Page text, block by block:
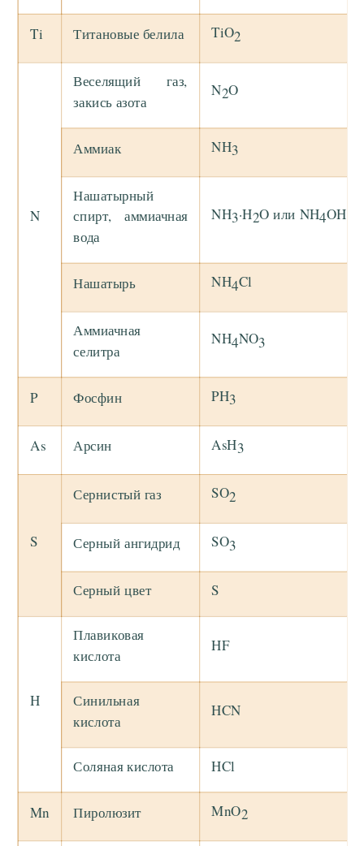
Ti Титановые белила TiO2
N
Веселящий газ,
закись азота
N2O
Аммиак NH3
Нашатырный
спирт, аммиачная
вода
NH3·H2O или NH4OH
Нашатырь NH4Cl
Аммиачная
селитра
NH4NO3
P Фосфин PH3
As Арсин AsH3
S
Сернистый газ SO2
Серный ангидрид SO3
Серный цвет S
H
Плавиковая
кислота
HF
Синильная
кислота
HCN
Соляная кислота HCl
Mn Пиролюзит MnO2